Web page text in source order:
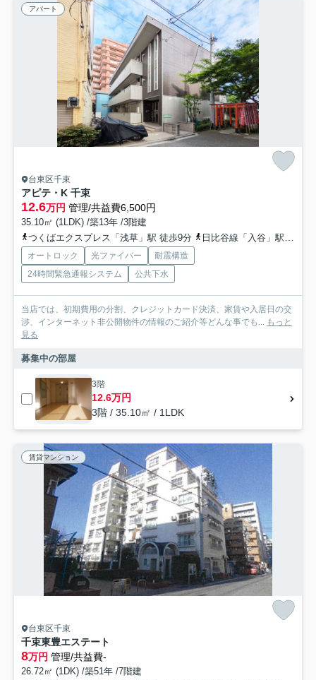
アパート
台東区千束
アピテ・K 千束
12.6万円 管理/共益費6,500円
35.10㎡ (1LDK) /築13年 /3階建
つくばエクスプレス「浅草」駅 徒歩9分
日比谷線「入谷」駅 徒歩11分
オートロック 光ファイバー
耐震構造
24時間緊急通報システム
公共下水
当店では、初期費用の分割、クレジットカード決済、家賃や入居日の交
渉、インターネット非公開物件の情報のご紹介等どんな事でも... もっと
見る
募集中の部屋
3階
12.6万円
3階 / 35.10㎡ / 1LDK
賃貸マンション
台東区千束
千束東豊エステート
8万円 管理/共益費-
26.72㎡ (1DK) /築51年 /7階建